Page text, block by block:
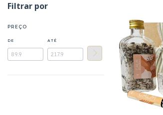
Filtrar por
PREÇO
DE ATÉ